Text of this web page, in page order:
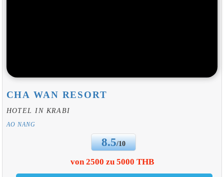
CHA WAN RESORT
HOTEL IN KRABI
AO NANG
8.5/10
von 2500 zu 5000 THB